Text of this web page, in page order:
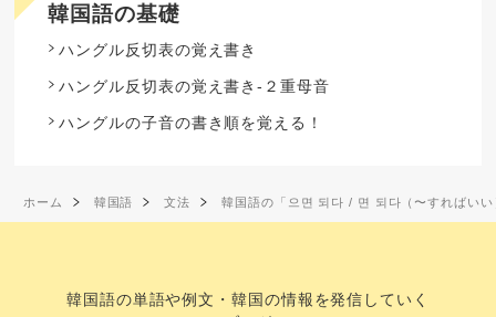
韓国語の基礎
ハングル反切表の覚え書き
ハングル反切表の覚え書き-２重母音
ハングルの子音の書き順を覚える！
ホーム 韓国語 文法 韓国語の「으면 되다 / 면 되다（〜すればい
韓国語の単語や例文・韓国の情報を発信していく